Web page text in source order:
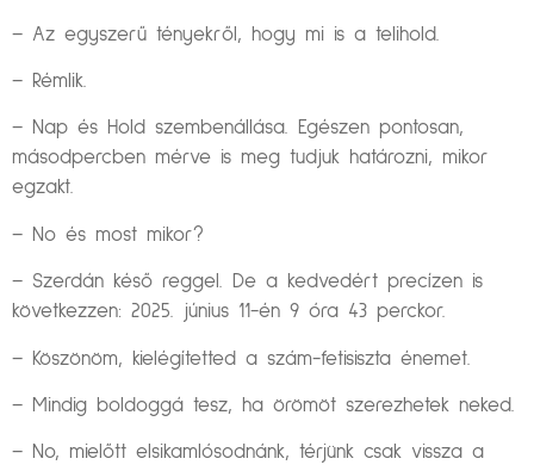
– Az egyszerű tényekről, hogy mi is a telihold.
– Rémlik.
– Nap és Hold szembenállása. Egészen pontosan,
másodpercben mérve is meg tudjuk határozni, mikor
egzakt.
– No és most mikor?
– Szerdán késő reggel. De a kedvedért precízen is
következzen: 2025. június 11-én 9 óra 43 perckor.
– Köszönöm, kielégítetted a szám-fetisiszta énemet.
– Mindig boldoggá tesz, ha örömöt szerezhetek neked.
– No, mielőtt elsikamlósodnánk, térjünk csak vissza a